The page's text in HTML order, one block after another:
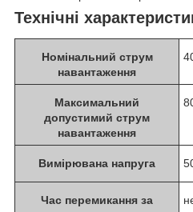
Технічні
Номінальний струм
навантаження
Максимальний
допустимий струм
навантаження
Вимірювана напруга
Час перемикання за